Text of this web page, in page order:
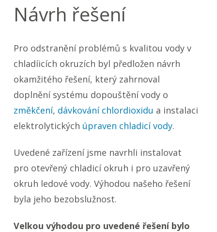
Návrh řešení
Pro odstranění problémů s kvalitou vody v
chladíicích okruzích byl předložen návrh
okamžitého řešení, který zahrnoval
doplnění systému dopouštění vody o
změkčení, dávkování chlordioxidu a instalaci
elektrolytických úpraven chladicí vody.
Uvedené zařízení jsme navrhli instalovat
pro otevřený chladicí okruh i pro uzavřený
okruh ledové vody. Výhodou našeho řešení
byla jeho bezobslužnost.
Velkou výhodou pro uvedené řešení bylo